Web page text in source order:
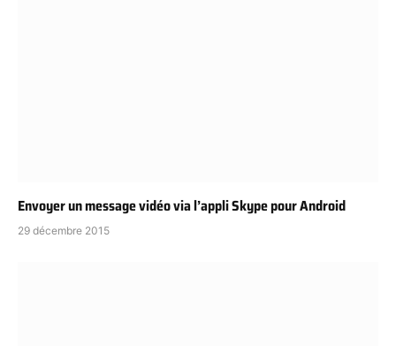
Envoyer un message vidéo via l’appli Skype pour Android
29 décembre 2015